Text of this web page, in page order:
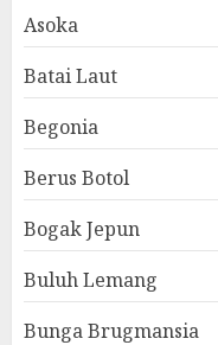
Asoka
Batai Laut
Begonia
Berus Botol
Bogak Jepun
Buluh Lemang
Bunga Brugmansia